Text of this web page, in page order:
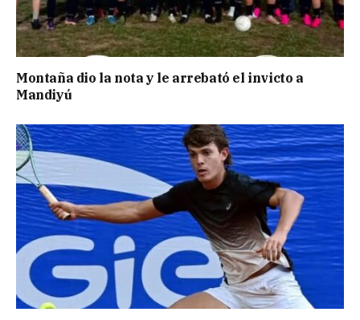
Montaña dio la nota y le arrebató el invicto a
Mandiyú